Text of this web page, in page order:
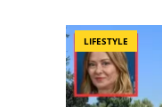
LIFESTYLE